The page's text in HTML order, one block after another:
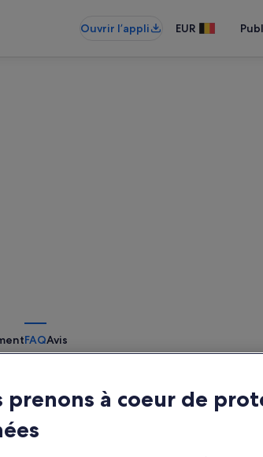
Ouvrir l’appli EUR
FAQAvis
Annulation
gratuite
prenons à coeur de